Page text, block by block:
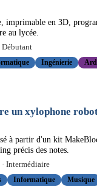
imprimable en 3D,
au lycée.
Débutant
Ingénierie
un xylophone
à partir d'un kit
précis des notes.
Intermédiaire
Informatique Musique